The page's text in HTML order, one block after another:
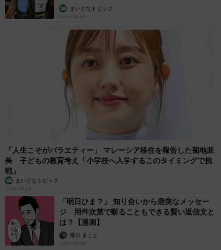
まいどなトピック
2026.08.06
「人生こそがバラエティー」 マレーシア移住を報告した菊地亜
美 子どもの教育考え「小学校へ入学するこのタイミングで挑
戦」
まいどなトピック
2026.08.06
「明日ひま？」 知り合いから唐突なメッセー
ジ 用件次第で断ることもできる賢い返信文と
は？【漫画】
海川 まこと
2026.08.06